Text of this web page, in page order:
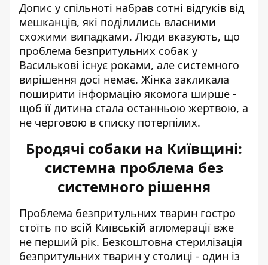
Допис у спільноті набрав сотні відгуків від
мешканців, які поділились власними
схожими випадками. Люди вказують, що
проблема безпритульних собак у
Василькові існує роками, але системного
вирішення досі немає. Жінка закликала
поширити інформацію якомога ширше -
щоб її дитина стала останньою жертвою, а
не черговою в списку потерпілих.
Бродячі собаки на Київщині:
системна проблема без
системного рішення
Проблема безпритульних тварин гостро
стоїть по всій Київській агломерації вже
не перший рік. Безкоштовна стерилізація
безпритульних тварин у столиці - один із